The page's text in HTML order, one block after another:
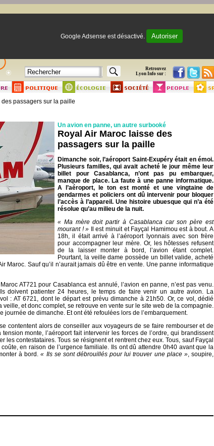
Google Adsense est désactivé. Autoriser
Retrouvez
Lyon Info sur :
passagers sur la paille
Un avion en panne, un autre surbooké
Royal Air Maroc laisse des
passagers sur la paille
Dimanche soir, l’aéroport Saint-Exupéry était en émoi.
Plusieurs familles, qui avait acheté le jour même leur
billet pour Casablanca, n’ont pas pu embarquer,
manque de place. La faute à une panne informatique.
A l’aéroport, le ton est monté et une vingtaine de
gendarmes et policiers ont dû intervenir pour bloquer
l’accès à l’appareil. Une histoire ubuesque qui n’a été
résolue qu’au milieu de la nuit.
« Ma mère doit partir à Casablanca car son père est
mourant ! » Il est minuit et Fayçal Hamimou est à bout. A
18h, il était arrivé à l’aéroport lyonnais avec son frère
pour accompagner leur mère. Or, les hôtesses refusent
de la laisser monter à bord, l’avion étant complet.
Pourtant, la veille dame possède un billet valide, acheté
Maroc. Sauf qu’il n’aurait jamais dû être en vente. Une panne informatique
AT721 pour Casablanca est annulé, l’avion en panne, n’est pas venu.
doivent patienter 24 heures, le temps de faire venir un autre avion. La
: AT 6721, dont le départ est prévu dimanche à 21h50. Or, ce vol, dédié
et donc complet, se retrouve en vente sur le site web de la compagnie.
journée de dimanche. Et ont été refoulées lors de l’embarquement.
contentent alors de conseiller aux voyageurs de se faire rembourser et de
monte, l’aéroport fait intervenir les forces de l’ordre, qui brandissent
les contestataires. Tous se résignent et rentrent chez eux. Tous, sauf Fayçal
en raison de l’urgence familiale. Ils ont dû attendre 0h40 avant que la
à bord.« Ils se sont débrouillés pour lui trouver une place », soupire,